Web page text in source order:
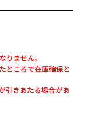
ません。
ところで在庫確保と
引きあたる場合があ